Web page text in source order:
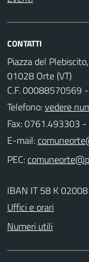
CONTATTI
Piazza del
01028 Orte (VT)
C.F. 00088570569
Telefono:vedere
Fax: 0761.493303
E-mail:
PEC:
IBAN IT 58 K
Uffici e orari
Numeri utili